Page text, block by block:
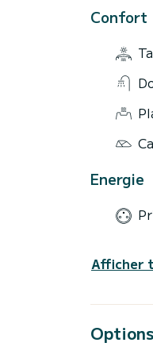
Confort
Energie
Afficher
Options